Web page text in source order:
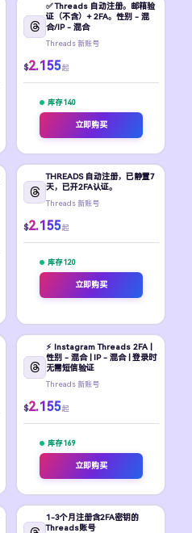
✅ Threads 自动注册。邮箱验
证（不含）+ 2FA。性别 - 混
合/IP - 混合
Threads 新账号
$2.155 起
库存 140
立即购买
THREADS 自动注册，已静置7
天，已开2FA认证。
Threads 新账号
$2.155 起
库存 120
立即购买
⚡️ Instagram Threads 2FA |
性别 - 混合 | IP - 混合 | 登录时
无需短信验证
Threads 新账号
$2.155 起
库存 169
立即购买
1-3个月注册含2FA密钥的
Threads账号